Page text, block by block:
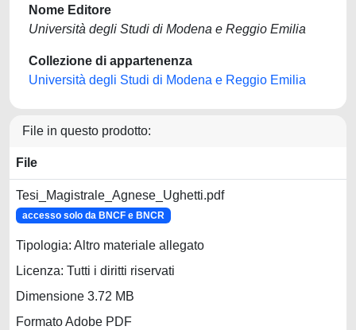
Nome Editore
Università degli Studi di Modena e Reggio Emilia
Collezione di appartenenza
Università degli Studi di Modena e Reggio Emilia
File in questo prodotto:
File
Tesi_Magistrale_Agnese_Ughetti.pdf
accesso solo da BNCF e BNCR
Tipologia: Altro materiale allegato
Licenza: Tutti i diritti riservati
Dimensione 3.72 MB
Formato Adobe PDF